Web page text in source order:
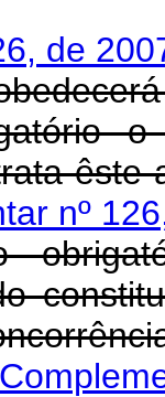
de
êste
nº